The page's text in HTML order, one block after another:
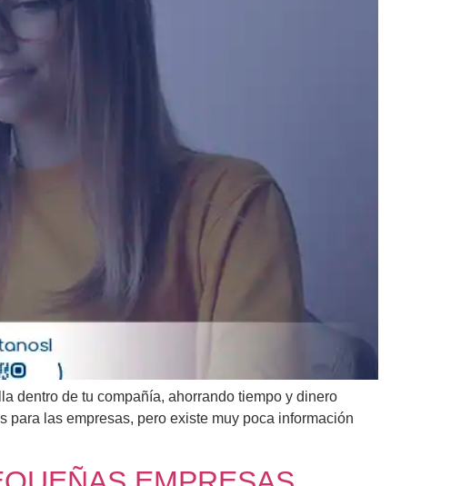
dentro de tu compañía, ahorrando tiempo y dinero
para las empresas, pero existe muy poca información